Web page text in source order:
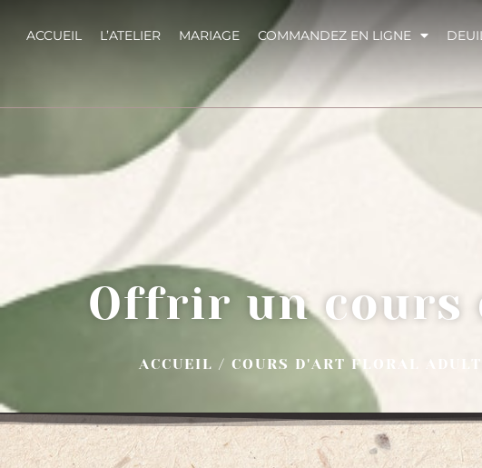
ACCUEIL L’ATELIER MARIAGE COMMANDEZ EN LIGNE
Offrir un cours
ACCUEIL / COURS D'ART FLORAL